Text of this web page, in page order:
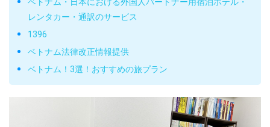
レンタカー・通訳のサービス
1396
ベトナム法律改正情報提供
ベトナム！3選！おすすめの旅プラン